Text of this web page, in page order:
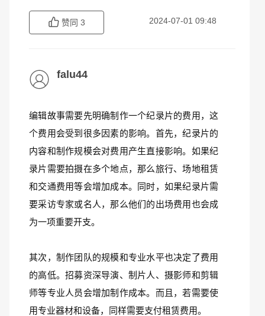
赞同 3 2024-07-01 09:48
falu44
编辑故事需要先明确制作一个纪录片的费用，这
个费用会受到很多因素的影响。首先，纪录片的
内容和制作规模会对费用产生直接影响。如果纪
录片需要拍摄在多个地点，那么旅行、场地租赁
和交通费用等会增加成本。同时，如果纪录片需
要采访专家或名人，那么他们的出场费用也会成
为一项重要开支。
其次，制作团队的规模和专业水平也决定了费用
的高低。招募资深导演、制片人、摄影师和剪辑
师等专业人员会增加制作成本。而且，若需要使
用专业器材和设备，同样需要支付租赁费用。